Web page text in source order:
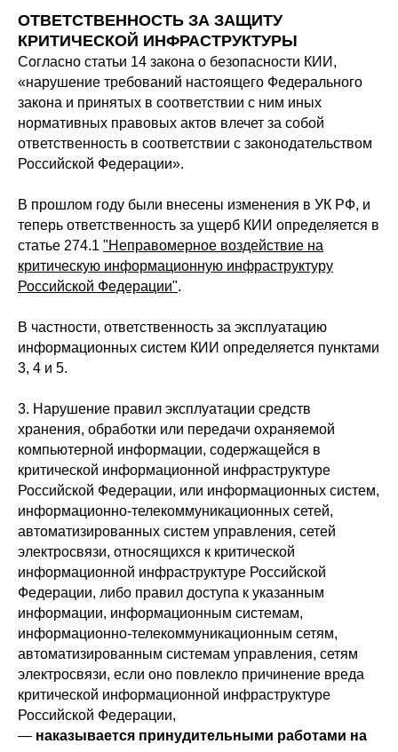
ОТВЕТСТВЕННОСТЬ ЗА ЗАЩИТУ
КРИТИЧЕСКОЙ ИНФРАСТРУКТУРЫ
Согласно статьи 14 закона о безопасности КИИ,
«нарушение требований настоящего Федерального
закона и принятых в соответствии с ним иных
нормативных правовых актов влечет за собой
ответственность в соответствии с законодательством
Российской Федерации».
В прошлом году были внесены изменения в УК РФ, и
теперь ответственность за ущерб КИИ определяется в
статье 274.1 "Неправомерное воздействие на
критическую информационную инфраструктуру
Российской Федерации".
В частности, ответственность за эксплуатацию
информационных систем КИИ определяется пунктами
3, 4 и 5.
3. Нарушение правил эксплуатации средств
хранения, обработки или передачи охраняемой
компьютерной информации, содержащейся в
критической информационной инфраструктуре
Российской Федерации, или информационных систем,
информационно-телекоммуникационных сетей,
автоматизированных систем управления, сетей
электросвязи, относящихся к критической
информационной инфраструктуре Российской
Федерации, либо правил доступа к указанным
информации, информационным системам,
информационно-телекоммуникационным сетям,
автоматизированным системам управления, сетям
электросвязи, если оно повлекло причинение вреда
критической информационной инфраструктуре
Российской Федерации,
— наказывается принудительными работами на